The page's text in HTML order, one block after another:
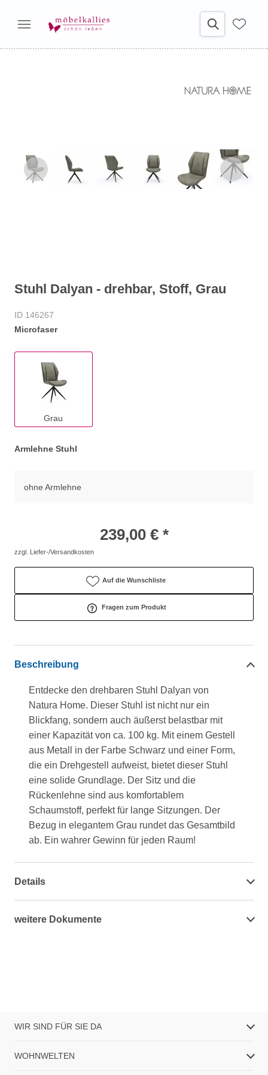
Stuhl Dalyan - drehbar, Stoff, Grau
ID 146267
Microfaser
Grau
Armlehne Stuhl
ohne Armlehne
239,00 € *
zzgl. Liefer-/Versandkosten
Auf die Wunschliste
Fragen zum Produkt
Beschreibung
Entdecke den drehbaren Stuhl Dalyan von
Natura Home. Dieser Stuhl ist nicht nur ein
Blickfang, sondern auch äußerst belastbar mit
einer Kapazität von ca. 100 kg. Mit einem Gestell
aus Metall in der Farbe Schwarz und einer Form,
die ein Drehgestell aufweist, bietet dieser Stuhl
eine solide Grundlage. Der Sitz und die
Rückenlehne sind aus komfortablem
Schaumstoff, perfekt für lange Sitzungen. Der
Bezug in elegantem Grau rundet das Gesamtbild
ab. Ein wahrer Gewinn für jeden Raum!
Details
weitere Dokumente
WIR SIND FÜR SIE DA
WOHNWELTEN